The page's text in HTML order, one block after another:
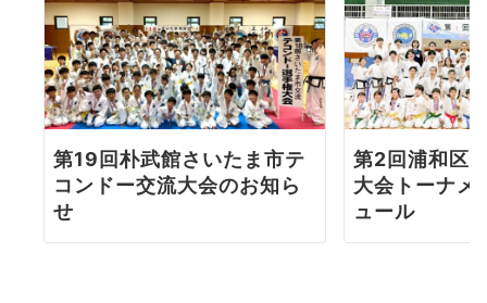
第19回朴武館さいたま市テ
コンドー交流大会のお知ら
せ
第2回浦和区
大会トーナメ
ュール